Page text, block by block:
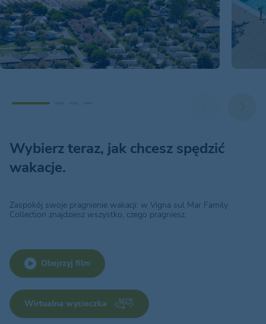
Wybierz teraz, jak chcesz spędzić
wakacje.
Zaspokój swoje pragnienie wakacji: w Vigna sul Mar Family
Collection znajdziesz wszystko, czego pragniesz.
Obejrzyj film
Wirtualna wycieczka